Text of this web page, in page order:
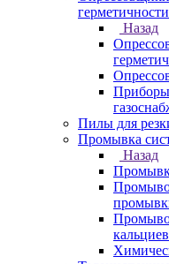
Назад
Приборы
Пилы для
Промывка
Назад